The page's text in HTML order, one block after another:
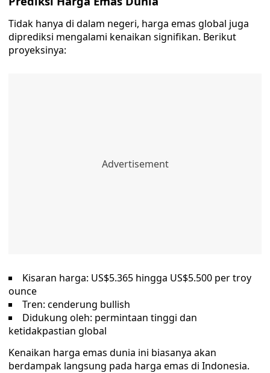
Tidak hanya di dalam negeri, harga emas global juga
diprediksi mengalami kenaikan signifikan. Berikut
proyeksinya:
Kisaran harga: US$5.365 hingga US$5.500 per troy
ounce
Tren: cenderung bullish
Didukung oleh: permintaan tinggi dan
ketidakpastian global
Kenaikan harga emas dunia ini biasanya akan
berdampak langsung pada harga emas di Indonesia.